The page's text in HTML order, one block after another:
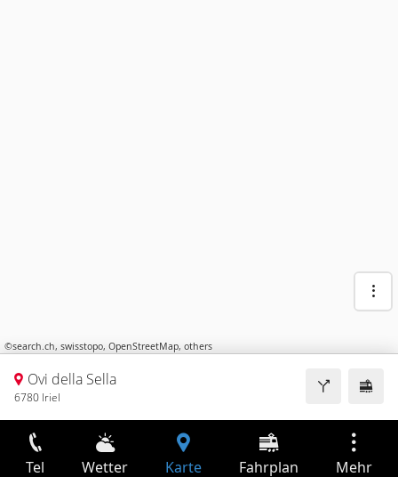
©search.ch, swisstopo, OpenStreetMap, others
Ovi della Sella
6780 Iriel
Tel Wetter Karte Fahrplan Mehr